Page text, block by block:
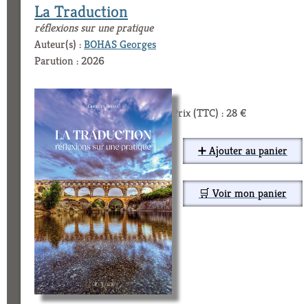
La Traduction
réflexions sur une pratique
Auteur(s) :BOHAS Georges
Parution : 2026
Prix (TTC) : 28 €
➕ Ajouter au panier
🛒 Voir mon panier